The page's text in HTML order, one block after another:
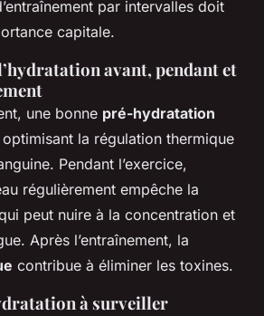
par intervalles doit
capitale.
avant, pendant et
une bonne pré-hydratation
la régulation thermique
Pendant l’exercice,
régulièrement empêche la
peut nuire à la concentration et
Après l’entraînement, la
contribue à éliminer les toxines.
à surveiller